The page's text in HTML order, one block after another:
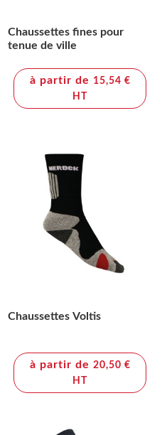
Chaussettes fines pour
tenue de ville
à partir de 15,54 €
HT
Chaussettes Voltis
à partir de 20,50 €
HT